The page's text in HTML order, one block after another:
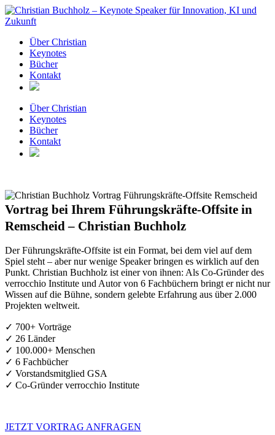
Zum
Inhalt
Über Christian
Keynotes
Bücher
Kontakt
Über Christian
Keynotes
Bücher
Kontakt
Vortrag bei Ihrem Führungskräfte-Offsite in
Remscheid – Christian Buchholz
Der Führungskräfte-Offsite ist ein Format, bei dem viel auf dem
Spiel steht – aber nur wenige Speaker bringen es wirklich auf den
Punkt. Christian Buchholz ist einer von ihnen: Als Co-Gründer des
verrocchio Institute und Autor von 6 Fachbüchern bringt er nicht nur
Wissen auf die Bühne, sondern gelebte Erfahrung aus über 2.000
Projekten weltweit.
✓ 700+ Vorträge
✓ 26 Länder
✓ 100.000+ Menschen
✓ 6 Fachbücher
✓ Vorstandsmitglied GSA
✓ Co-Gründer verrocchio Institute
JETZT VORTRAG ANFRAGEN